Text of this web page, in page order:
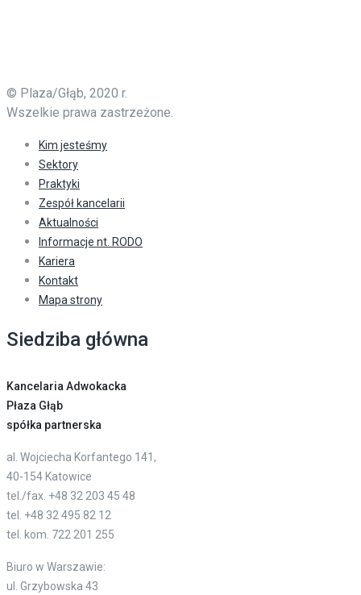
© Plaza/Głąb, 2020 r.
Wszelkie prawa zastrzeżone.
Kim jesteśmy
Sektory
Praktyki
Zespół kancelarii
Aktualności
Informacje nt. RODO
Kariera
Kontakt
Mapa strony
Siedziba główna
Kancelaria Adwokacka
Płaza Głąb
spółka partnerska
al. Wojciecha Korfantego 141,
40-154 Katowice
tel./fax. +48 32 203 45 48
tel. +48 32 495 82 12
tel. kom. 722 201 255
Biuro w Warszawie:
ul. Grzybowska 43